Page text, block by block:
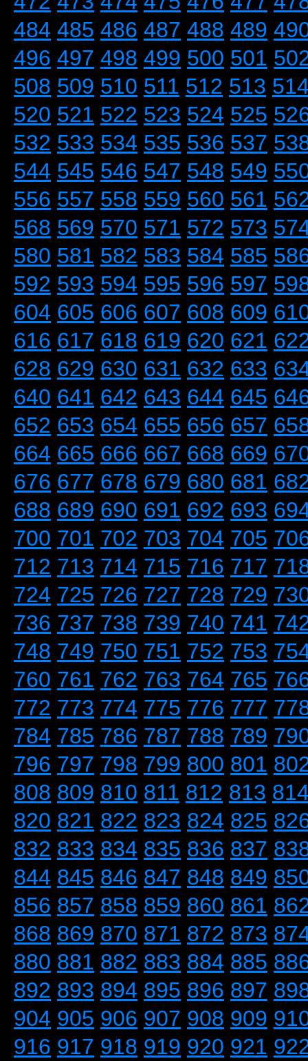
484 485 486 487 488 489
496 497 498 499 500 501
508 509 510 511 512 513
520 521 522 523 524 525
532 533 534 535 536 537
544 545 546 547 548 549
556 557 558 559 560 561
568 569 570 571 572 573
580 581 582 583 584 585
592 593 594 595 596 597
604 605 606 607 608 609
616 617 618 619 620 621
628 629 630 631 632 633
640 641 642 643 644 645
652 653 654 655 656 657
664 665 666 667 668 669
676 677 678 679 680 681
688 689 690 691 692 693
700 701 702 703 704 705
712 713 714 715 716 717
724 725 726 727 728 729
736 737 738 739 740 741
748 749 750 751 752 753
760 761 762 763 764 765
772 773 774 775 776 777
784 785 786 787 788 789
796 797 798 799 800 801
808 809 810 811 812 813
820 821 822 823 824 825
832 833 834 835 836 837
844 845 846 847 848 849
856 857 858 859 860 861
868 869 870 871 872 873
880 881 882 883 884 885
892 893 894 895 896 897
904 905 906 907 908 909
916 917 918 919 920 921